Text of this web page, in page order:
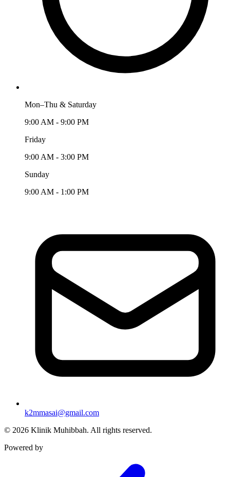
Mon–Thu & Saturday
9:00 AM - 9:00 PM
Friday
9:00 AM - 3:00 PM
Sunday
9:00 AM - 1:00 PM
k2mmasai@gmail.com
© 2026 Klinik Muhibbah. All rights reserved.
Powered by